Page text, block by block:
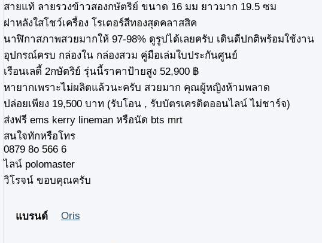
สายแท้ ลายรวงข้าวสองกษัตริย์ ขนาด 16 มม ยาวมาก 19.5 ซม
ฝาหลังใสโชว์เครื่อง โรเตอร์สีทองสุดคลาสสิค
นาฬิกาสภาพสวยมากให้ 97-98% ดูรูปได้เลยครับ เดินดีปกติพร้อมใช้งาน
อุปกรณ์ครบ กล่องใน กล่องสวม คู่มือเล่มใบประกันศูนย์
เรือนเลดี้ 2กษัตริย์ รุ่นนี้ราคาป้ายสูง 52,900 ฿
หายากเพราะไม่ผลิตแล้วนะครับ สวยมาก คุณผู้หญิงห้ามพลาด
ปล่อยเพียง 19,500 บาท (รับโอน , รับบัตรเครดิตออนไลน์ ไม่ชาร์จ)
ส่งฟรี ems kerry lineman หรือนัด bts mrt
สนใจทักหรือโทร
0879 8o 566 6
ไลน์ polomaster
วิโรจน์ ขอบคุณครับ
แบรนด์ Oris